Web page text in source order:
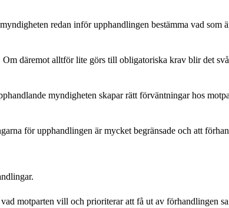
redan inför upphandlingen bestämma vad
däremot alltför lite görs till obligatoriska krav blir det
myndigheten skapar rätt förväntningar hos
för upphandlingen är mycket begränsade och att
motparten vill och prioriterar att få ut av förhandlingen